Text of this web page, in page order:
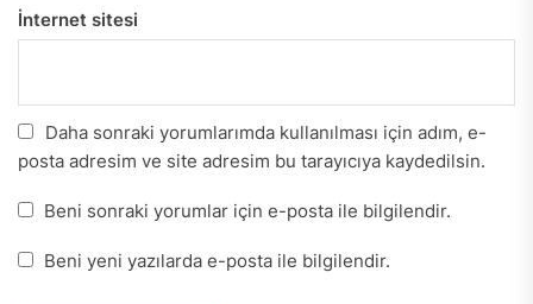
İnternet sitesi
Daha sonraki yorumlarımda kullanılması için adım, e-
posta adresim ve site adresim bu tarayıcıya kaydedilsin.
Beni sonraki yorumlar için e-posta ile bilgilendir.
Beni yeni yazılarda e-posta ile bilgilendir.